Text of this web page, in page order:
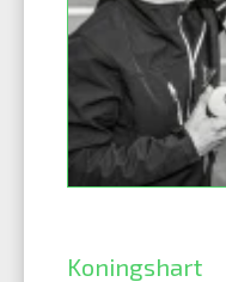
Koningshart